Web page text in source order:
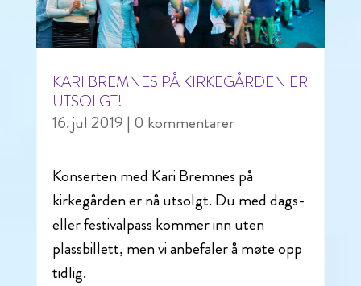
KARI BREMNES PÅ KIRKEGÅRDEN ER
UTSOLGT!
16. jul 2019 | 0 kommentarer
Konserten med Kari Bremnes på
kirkegården er nå utsolgt. Du med dags-
eller festivalpass kommer inn uten
plassbillett, men vi anbefaler å møte opp
tidlig.